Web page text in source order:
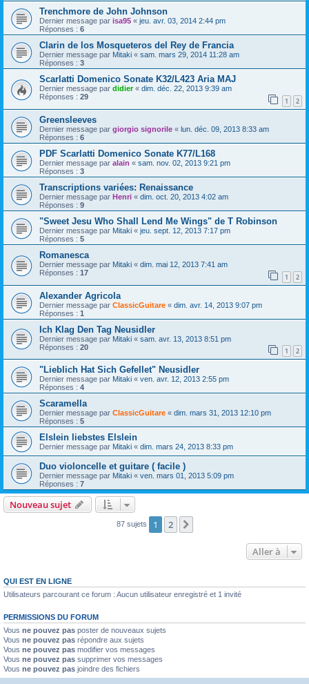
Trenchmore de John Johnson
Dernier message par isa95 « jeu. avr. 03, 2014 2:44 pm
Réponses : 6
Clarin de los Mosqueteros del Rey de Francia
Dernier message par Mitaki « sam. mars 29, 2014 11:28 am
Réponses : 3
Scarlatti Domenico Sonate K32/L423 Aria MAJ
Dernier message par didier« dim. déc. 22, 2013 9:39 am
Réponses : 29 1 2
Greensleeves
Dernier message par giorgio signorile « lun. déc. 09, 2013 8:33 am
Réponses : 6
PDF Scarlatti Domenico Sonate K77/L168
Dernier message par alain « sam. nov. 02, 2013 9:21 pm
Réponses : 3
Transcriptions variées: Renaissance
Dernier message par Henri « dim. oct. 20, 2013 4:02 am
Réponses : 9
"Sweet Jesu Who Shall Lend Me Wings" de T Robinson
Dernier message par Mitaki « jeu. sept. 12, 2013 7:17 pm
Réponses : 5
Romanesca
Dernier message par Mitaki « dim. mai 12, 2013 7:41 am
Réponses : 17 1 2
Alexander Agricola
Dernier message par ClassicGuitare « dim. avr. 14, 2013 9:07 pm
Réponses : 1
Ich Klag Den Tag Neusidler
Dernier message par Mitaki « sam. avr. 13, 2013 8:51 pm
Réponses : 20 1 2
"Lieblich Hat Sich Gefellet" Neusidler
Dernier message par Mitaki « ven. avr. 12, 2013 2:55 pm
Réponses : 4
Scaramella
Dernier message par ClassicGuitare « dim. mars 31, 2013 12:10 pm
Réponses : 5
Elslein liebstes Elslein
Dernier message par Mitaki « dim. mars 24, 2013 8:33 pm
Duo violoncelle et guitare ( facile )
Dernier message par Mitaki « ven. mars 01, 2013 5:09 pm
Réponses : 7
Nouveau sujet
87 sujets 1 2
Aller à
QUI EST EN LIGNE
Utilisateurs parcourant ce forum : Aucun utilisateur enregistré et 1 invité
PERMISSIONS DU FORUM
Vous ne pouvez pas poster de nouveaux sujets
Vous ne pouvez pas répondre aux sujets
Vous ne pouvez pas modifier vos messages
Vous ne pouvez pas supprimer vos messages
Vous ne pouvez pas joindre des fichiers